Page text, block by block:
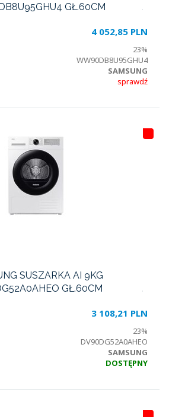
GŁ.60CM
4 052,85 PLN
23%
WW90DB8U95GHU4
SAMSUNG
sprawdź
HI
S
T
SUSZARKA AI 9KG
GŁ.60CM
3 108,21 PLN
23%
DV90DG52A0AHEO
SAMSUNG
DOSTĘPNY
HI
S